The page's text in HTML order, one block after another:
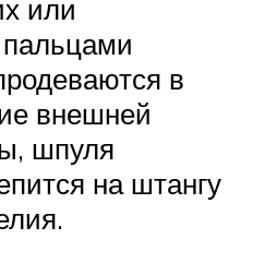
или
в
внешней
шпуля
на штангу